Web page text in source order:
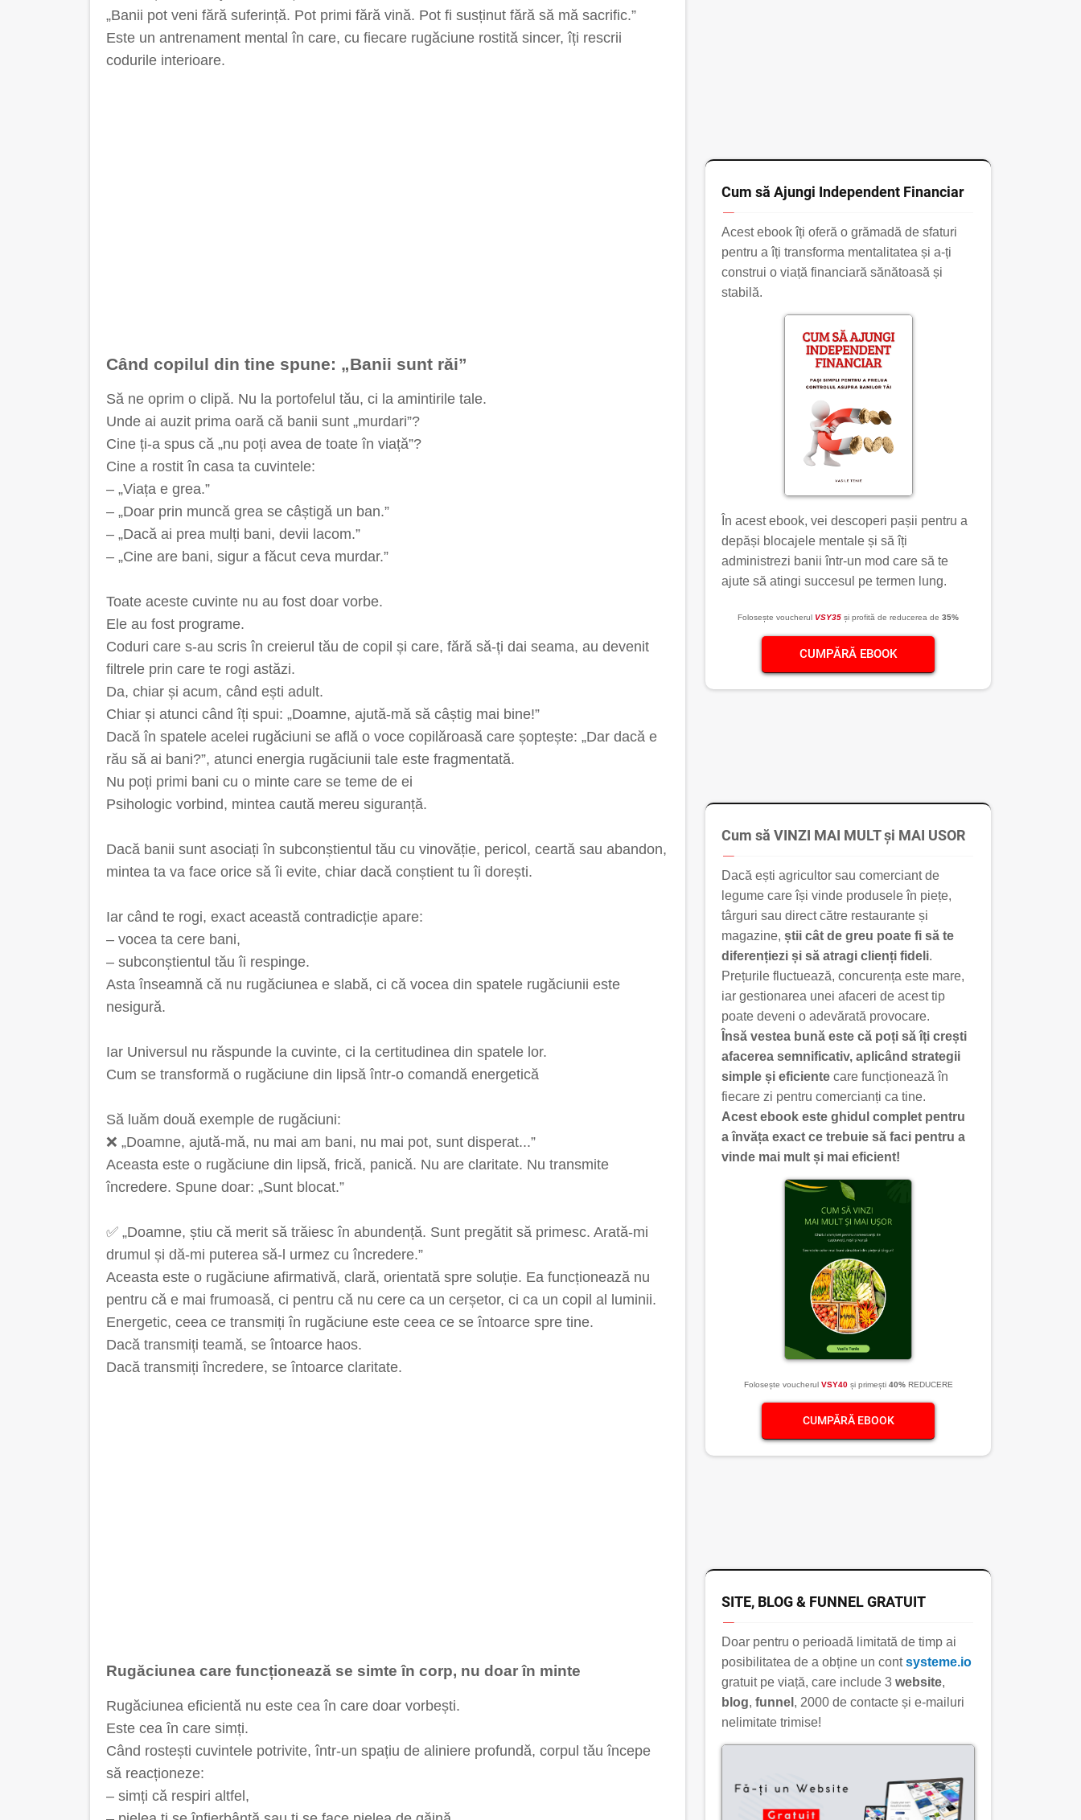
„Banii pot veni fără suferință. Pot primi fără vină. Pot fi susținut fără să mă sacrific.”
Este un antrenament mental în care, cu fiecare rugăciune rostită sincer, îți rescrii
codurile interioare.
Când copilul din tine spune: „Banii sunt răi”
Să ne oprim o clipă. Nu la portofelul tău, ci la amintirile tale.
Unde ai auzit prima oară că banii sunt „murdari”?
Cine ți-a spus că „nu poți avea de toate în viață”?
Cine a rostit în casa ta cuvintele:
– „Viața e grea.”
– „Doar prin muncă grea se câștigă un ban.”
– „Dacă ai prea mulți bani, devii lacom.”
– „Cine are bani, sigur a făcut ceva murdar.”
Toate aceste cuvinte nu au fost doar vorbe.
Ele au fost programe.
Coduri care s-au scris în creierul tău de copil și care, fără să-ți dai seama, au devenit
filtrele prin care te rogi astăzi.
Da, chiar și acum, când ești adult.
Chiar și atunci când îți spui: „Doamne, ajută-mă să câștig mai bine!”
Dacă în spatele acelei rugăciuni se află o voce copilăroasă care șoptește: „Dar dacă e
rău să ai bani?”, atunci energia rugăciunii tale este fragmentată.
Nu poți primi bani cu o minte care se teme de ei
Psihologic vorbind, mintea caută mereu siguranță.
Dacă banii sunt asociați în subconștientul tău cu vinovăție, pericol, ceartă sau abandon,
mintea ta va face orice să îi evite, chiar dacă conștient tu îi dorești.
Iar când te rogi, exact această contradicție apare:
– vocea ta cere bani,
– subconștientul tău îi respinge.
Asta înseamnă că nu rugăciunea e slabă, ci că vocea din spatele rugăciunii este
nesigură.
Iar Universul nu răspunde la cuvinte, ci la certitudinea din spatele lor.
Cum se transformă o rugăciune din lipsă într-o comandă energetică
Să luăm două exemple de rugăciuni:
❌ „Doamne, ajută-mă, nu mai am bani, nu mai pot, sunt disperat...”
Aceasta este o rugăciune din lipsă, frică, panică. Nu are claritate. Nu transmite
încredere. Spune doar: „Sunt blocat.”
✅ „Doamne, știu că merit să trăiesc în abundență. Sunt pregătit să primesc. Arată-mi
drumul și dă-mi puterea să-l urmez cu încredere.”
Aceasta este o rugăciune afirmativă, clară, orientată spre soluție. Ea funcționează nu
pentru că e mai frumoasă, ci pentru că nu cere ca un cerșetor, ci ca un copil al luminii.
Energetic, ceea ce transmiți în rugăciune este ceea ce se întoarce spre tine.
Dacă transmiți teamă, se întoarce haos.
Dacă transmiți încredere, se întoarce claritate.
Rugăciunea care funcționează se simte în corp, nu doar în minte
Rugăciunea eficientă nu este cea în care doar vorbești.
Este cea în care simți.
Când rostești cuvintele potrivite, într-un spațiu de aliniere profundă, corpul tău începe
să reacționeze:
– simți că respiri altfel,
Cum să Ajungi Independent Financiar
Acest ebook îți oferă o grămadă de sfaturi
pentru a îți transforma mentalitatea și a-ți
construi o viață financiară sănătoasă și
stabilă.
În acest ebook, vei descoperi pașii pentru a
depăși blocajele mentale și să îți
administrezi banii într-un mod care să te
ajute să atingi succesul pe termen lung.
Folosește voucherul VSY35 și profită de reducerea de 35%
CUMPĂRĂ EBOOK
Cum să VINZI MAI MULT și MAI USOR
Dacă ești agricultor sau comerciant de
legume care își vinde produsele în piețe,
târguri sau direct către restaurante și
magazine, știi cât de greu poate fi să te
diferențiezi și să atragi clienți fideli.
Prețurile fluctuează, concurența este mare,
iar gestionarea unei afaceri de acest tip
poate deveni o adevărată provocare.
Însă vestea bună este că poți să îți crești
afacerea semnificativ, aplicând strategii
simple și eficiente care funcționează în
fiecare zi pentru comercianți ca tine.
Acest ebook este ghidul complet pentru
a învăța exact ce trebuie să faci pentru a
vinde mai mult și mai eficient!
Folosește voucherul VSY40 și primești 40%REDUCERE
CUMPĂRĂ EBOOK
SITE, BLOG & FUNNEL GRATUIT
Doar pentru o perioadă limitată de timp ai
posibilitatea de a obține un contsysteme.io
gratuit pe viață, care include 3 website,
blog, funnel , 2000 de contacte și e-mailuri
nelimitate trimise!